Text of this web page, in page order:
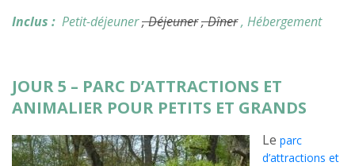
Inclus : Petit-déjeuner, Déjeuner, Dîner, Hébergement
JOUR 5 – PARC D’ATTRACTIONS ET
ANIMALIER POUR PETITS ET GRANDS
Le parc
d’attractions et